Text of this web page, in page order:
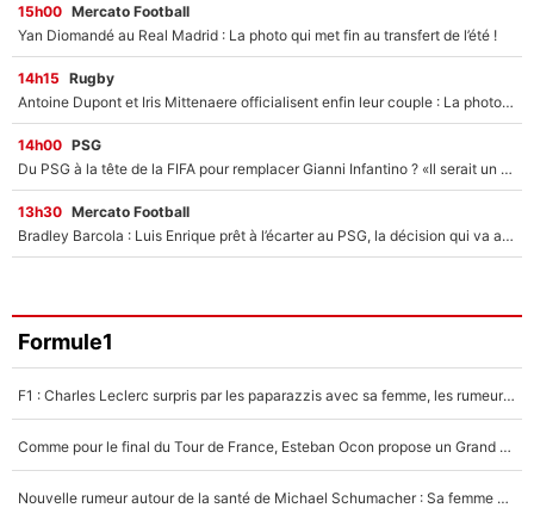
15h00 Mercato Football
Yan Diomandé au Real Madrid : La photo qui met fin au transfert de l’été !
14h15 Rugby
Antoine Dupont et Iris Mittenaere officialisent enfin leur couple : La photo qui enflamme les réseaux sociaux
14h00 PSG
Du PSG à la tête de la FIFA pour remplacer Gianni Infantino ? «Il serait un mauvais président», le patron de la Liga s'attaque à Nasser Al-Khelaïfi !
13h30 Mercato Football
Bradley Barcola : Luis Enrique prêt à l’écarter au PSG, la décision qui va accélérer son transfert à Liverpool ?
Formule1
F1 : Charles Leclerc surpris par les paparazzis avec sa femme, les rumeurs étaient vraies !
Comme pour le final du Tour de France, Esteban Ocon propose un Grand Prix de Formule 1 à Paris : «Autour de l’Arc de Triomphe, ce serait génial» !
Nouvelle rumeur autour de la santé de Michael Schumacher : Sa femme Corinna sort du silence